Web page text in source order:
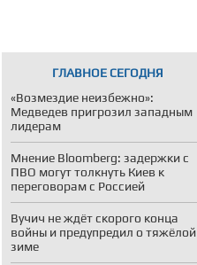
ГЛАВНОЕ СЕГОДНЯ
«Возмездие неизбежно»:
Медведев пригрозил западным
лидерам
Мнение Bloomberg: задержки с
ПВО могут толкнуть Киев к
переговорам с Россией
Вучич не ждёт скорого конца
войны и предупредил о тяжёлой
зиме